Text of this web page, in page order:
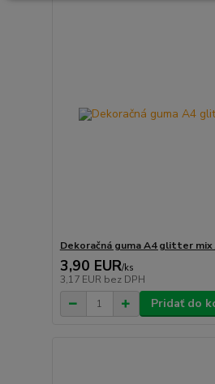
Dekoračná guma A4 glitter mix
3,90 EUR/ks
3,17 EUR bez DPH
Pridať do